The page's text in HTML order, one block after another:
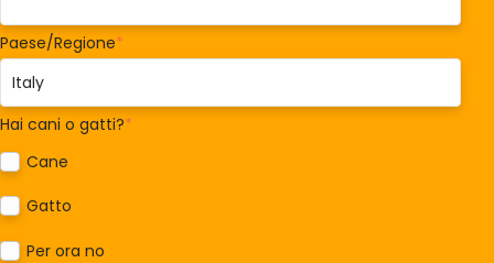
Paese/Regione*
Hai cani o gatti?*
Cane
Gatto
Per ora no